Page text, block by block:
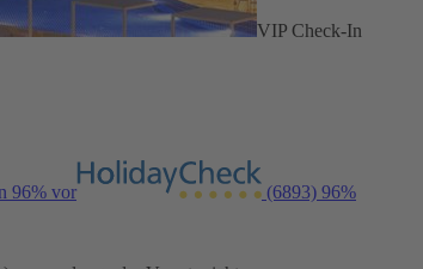
VIP Check-In
96% vor (6893) 96%